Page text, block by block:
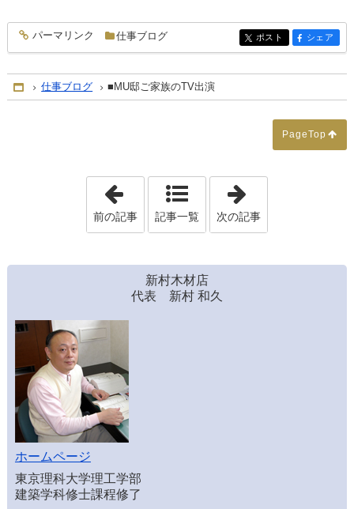
entry315
パーマリンク 仕事ブログ entry315
ポスト entry315
シェア
Home
仕事ブログ ■MU邸ご家族のTV出演
PageTop
「■田園の中の富山地方鉄道」
前の記事 記事一覧 次の記事
新村木材店
代表 新村 和久
ホームページ
東京理科大学理工学部
建築学科修士課程修了